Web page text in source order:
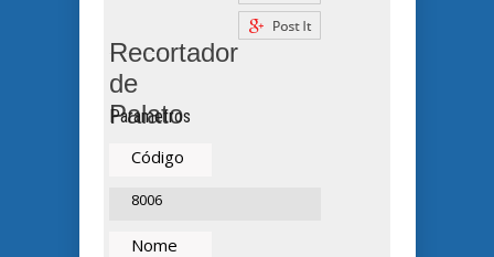
Recortador
de
Palato
Parametros
Código
8006
Nome